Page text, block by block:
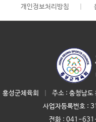
개인정보처리방침
홍성군체육회
주소 : 충청남
사업자등록번호 :
전화 : 041-